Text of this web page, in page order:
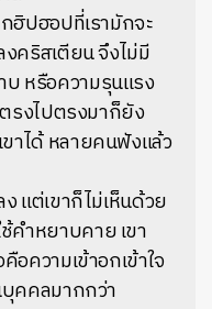
ฮิปฮอปที่เรามักจะ
คริสเตียน จึงไม่มี
หรือความรุนแรง
รงไปตรงมาก็ยัง
าได้ หลายคนฟังแล้ว
แต่เขาก็ไม่เห็นด้วย
ำหยาบคาย เขา
อความเข้าอกเข้าใจ
บุคคลมากกว่า